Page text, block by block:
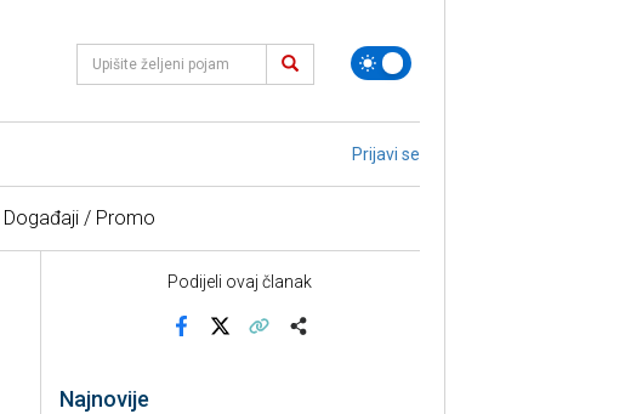
Prijavi se
Događaji / Promo
Podijeli ovaj članak
Najnovije